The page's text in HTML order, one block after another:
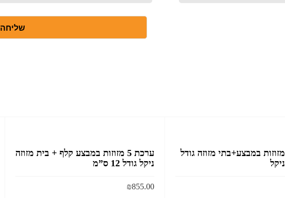
שליחה
ערכת 5 מזוזות במבצע קלף + בית מזוזה
ניקל גודל 12 ס”מ
₪855.00
ערכת 4 מזוזות במבצע+בתי מזוזה גודל